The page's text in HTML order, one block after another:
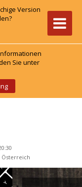
Version
Sie unter
Österreich